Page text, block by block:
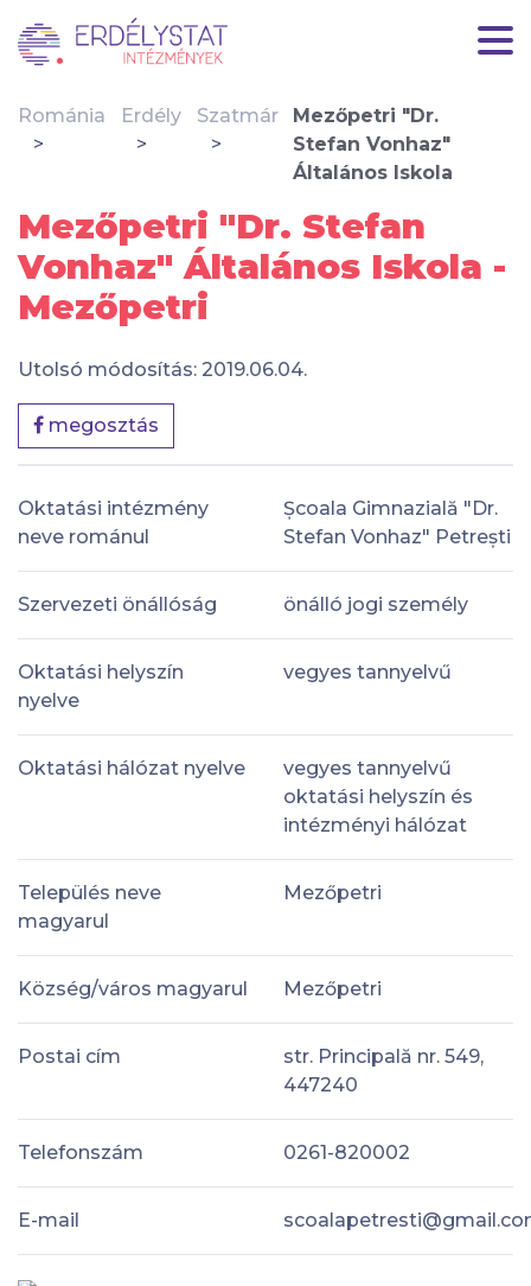
Románia Erdély Szatmár
Mezőpetri "Dr.
Stefan Vonhaz"
Általános Iskola
Mezőpetri "Dr. Stefan
Vonhaz" Általános Iskola -
Mezőpetri
Utolsó módosítás: 2019.06.04.
megosztás
Oktatási intézmény
neve románul
Școala Gimnazială "Dr.
Stefan Vonhaz" Petrești
Szervezeti önállóság önálló jogi személy
Oktatási helyszín
nyelve
vegyes tannyelvű
Oktatási hálózat nyelve
vegyes tannyelvű
oktatási helyszín és
intézményi hálózat
Település neve
magyarul
Mezőpetri
Község/város magyarul Mezőpetri
Postai cím
str. Principală nr. 549,
447240
Telefonszám 0261-820002
E-mail